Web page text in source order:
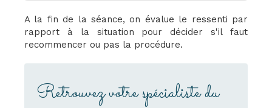
A la fin de la séance, on évalue le ressenti par
rapport à la situation pour décider s'il faut
recommencer ou pas la procédure.
Retrouvez votre spécialiste du